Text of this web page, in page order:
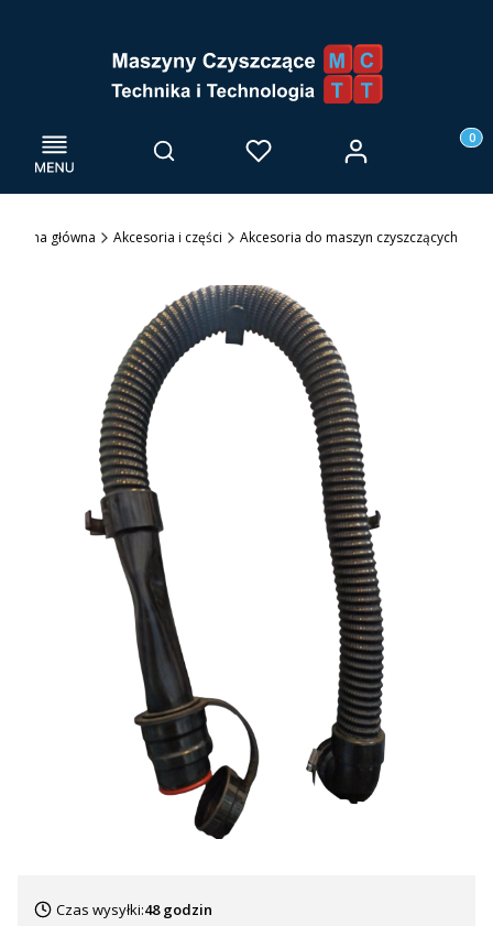
Menu Otwórz wyszukiwarkę
Szukaj Ulubione Zaloguj się
Strona główna Akcesoria i części Akcesoria do maszyn czyszczących
Czas wysyłki:48 godzin